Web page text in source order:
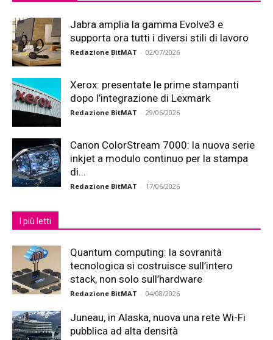
Jabra amplia la gamma Evolve3 e
supporta ora tutti i diversi stili di lavoro
Redazione BitMAT - 02/07/2026
Xerox: presentate le prime stampanti
dopo l’integrazione di Lexmark
Redazione BitMAT - 29/06/2026
Canon ColorStream 7000: la nuova serie
inkjet a modulo continuo per la stampa
di...
Redazione BitMAT - 17/06/2026
I più letti
Quantum computing: la sovranità
tecnologica si costruisce sull’intero
stack, non solo sull’hardware
Redazione BitMAT - 04/08/2026
Juneau, in Alaska, nuova una rete Wi-Fi
pubblica ad alta densità